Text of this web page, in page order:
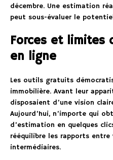
décembre. Une estimation
peut sous-évaluer le
Forces et limites
en ligne
Les outils gratuits
immobilière. Avant leur
disposaient d’une vision
Aujourd’hui, n’importe qui
d’estimation en quelques
rééquilibre les rapports entre
intermédiaires.